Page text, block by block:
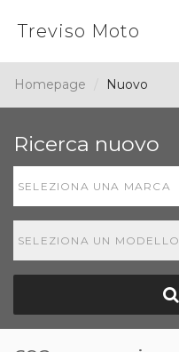
Treviso Moto
Homepage Nuovo
Ricerca nuovo
SELEZIONA UNA MARCA
SELEZIONA UN MODELLO